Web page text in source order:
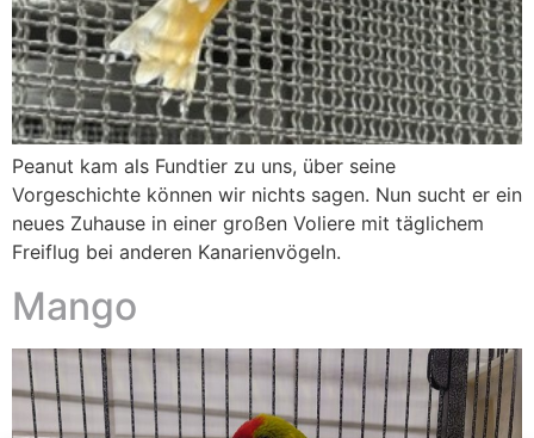
Peanut kam als Fundtier zu uns, über seine
Vorgeschichte können wir nichts sagen. Nun sucht er ein
neues Zuhause in einer großen Voliere mit täglichem
Freiflug bei anderen Kanarienvögeln.
Mango